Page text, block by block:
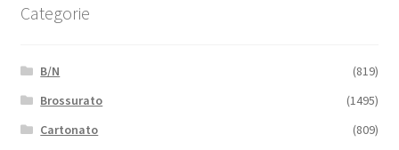
Categorie
B/N
(819)
Brossurato
(1495)
Cartonato
(809)